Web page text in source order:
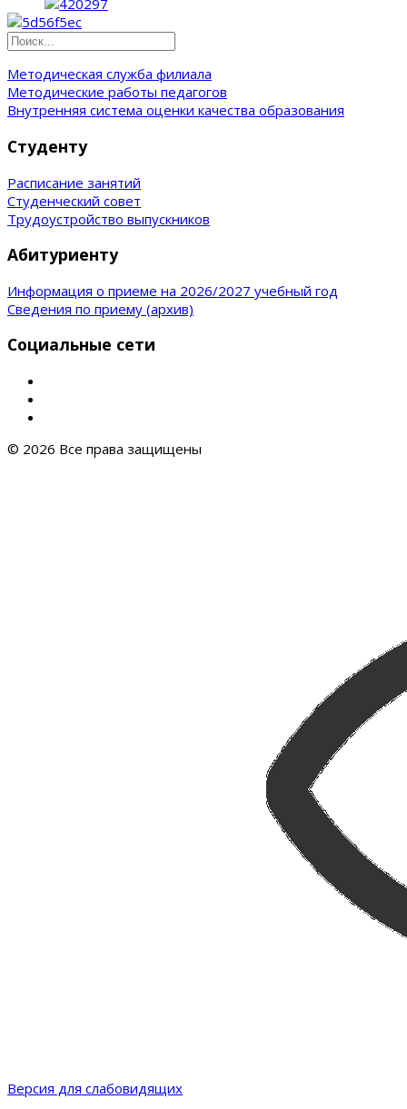
Методическая служба филиала
Методические работы педагогов
Внутренняя система оценки качества образования
Студенту
Расписание занятий
Студенческий совет
Трудоустройство выпускников
Абитуриенту
Информация о приеме на 2026/2027 учебный год
Сведения по приему (архив)
Социальные сети
© 2026 Все права защищены
Версия для слабовидящих